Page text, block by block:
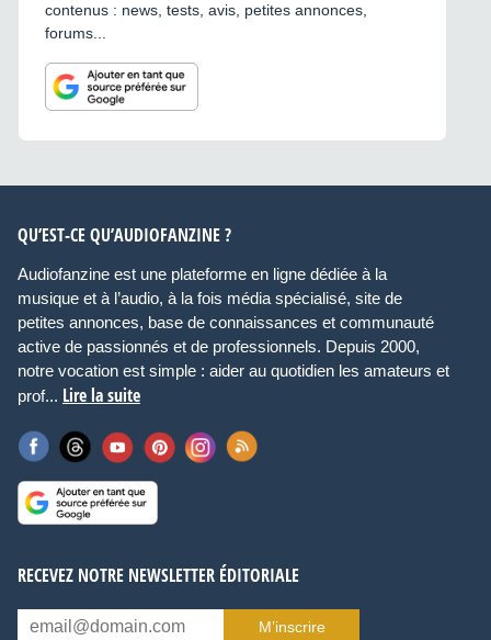
contenus : news, tests, avis, petites annonces,
forums...
QU’EST-CE QU’AUDIOFANZINE ?
Audiofanzine est une plateforme en ligne dédiée à la
musique et à l’audio, à la fois média spécialisé, site de
petites annonces, base de connaissances et communauté
active de passionnés et de professionnels. Depuis 2000,
notre vocation est simple : aider au quotidien les amateurs et
prof... Lire la suite
RECEVEZ NOTRE NEWSLETTER ÉDITORIALE
M’inscrire